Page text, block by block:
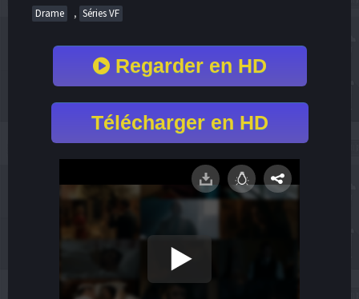
Drame , Séries VF
Regarder en HD
Télécharger en HD